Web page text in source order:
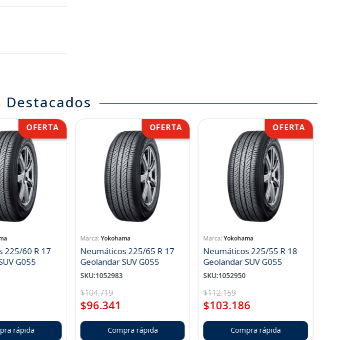
Destacados
225/60 R 17
G055
rápida
Yokohama
Neumáticos 225/65 R 17
Geolandar SUV G055
SKU:1052983
$104.719
$96.341
Compra rápida
Yokohama
Neumáticos 225/55 R 18
Geolandar SUV G055
SKU:1052950
$112.159
$103.186
Compra rápida